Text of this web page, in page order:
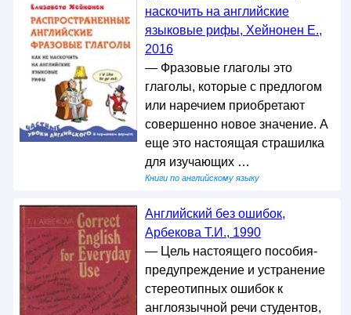
наскочить на английские
языковые рифы, Хейнонен Е.,
2016
— Фразовые глаголы это
глаголы, которые с предлогом
или наречием приобретают
совершенно новое значение. А
еще это настоящая страшилка
для изучающих …
Книги по английскому языку
Английский без ошибок,
Арбекова Т.И., 1990
— Цель настоящего пособия-
предупреждение и устранение
стереотипных ошибок к
англоязычной речи студентов,